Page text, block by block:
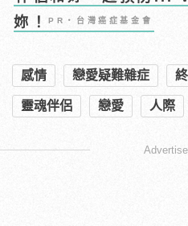
妳！PR・台灣癌症基金會
感情 戀愛疑難雜症
靈魂伴侶 戀愛 人際